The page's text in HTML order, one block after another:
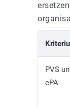
PVS
ePA